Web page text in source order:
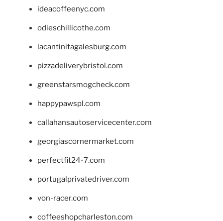
ideacoffeenyc.com
odieschillicothe.com
lacantinitagalesburg.com
pizzadeliverybristol.com
greenstarsmogcheck.com
happypawspl.com
callahansautoservicecenter.com
georgiascornermarket.com
perfectfit24-7.com
portugalprivatedriver.com
von-racer.com
coffeeshopcharleston.com